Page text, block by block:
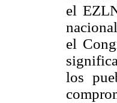
el
el
los